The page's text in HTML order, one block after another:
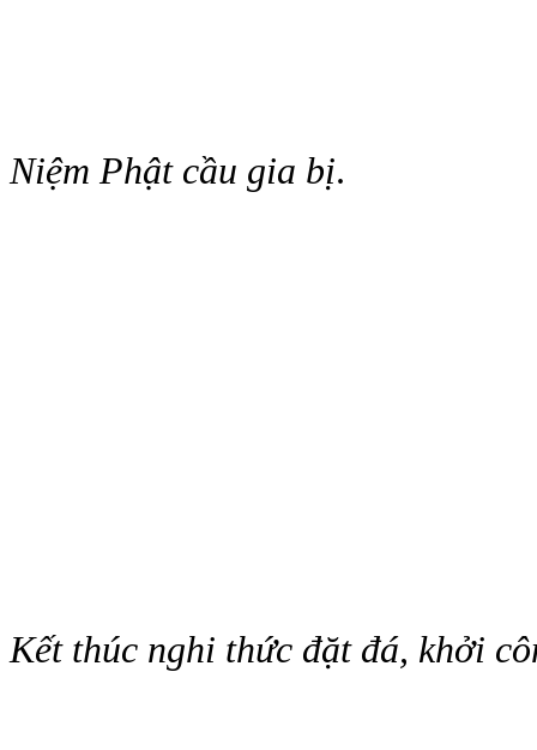
Niệm Phật cầu gia bị.
Kết thúc nghi thức đặt đá, khởi